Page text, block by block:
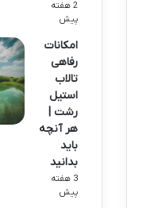
2 هفته
پیش
امکانات
رفاهی
تالاب
استیل
رشت |
هر آنچه
باید
بدانید
3 هفته
پیش